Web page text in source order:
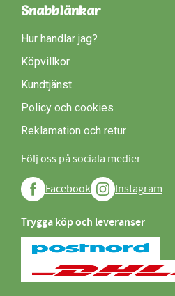
Snabblänkar
Hur handlar jag?
Köpvillkor
Kundtjänst
Policy och cookies
Reklamation och retur
Följ oss på sociala medier
Facebook Instagram
Trygga köp och leveranser